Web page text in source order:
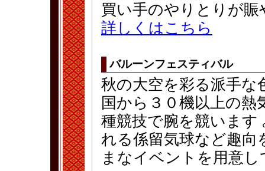
買い手のやりとりが賑
詳しくはこちら
バルーンフェスティバル
秋の大空を彩る派手な
国から３０機以上の熱
種競技で腕を競います
れる係留気球など趣向
まなイベントを用意